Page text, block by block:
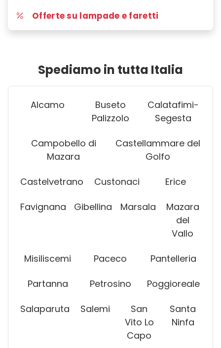
Offerte su lampade e faretti
Spediamo in tutta Italia
Alcamo
Buseto
Palizzolo
Calatafimi-
Segesta
Campobello di
Mazara
Castellammare del
Golfo
Castelvetrano Custonaci Erice
Favignana Gibellina Marsala
Mazara
del
Vallo
Misiliscemi Paceco Pantelleria
Partanna Petrosino Poggioreale
Salaparuta Salemi
San
Vito Lo
Capo
Santa
Ninfa